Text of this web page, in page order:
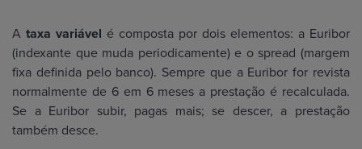
A taxa variável é composta por dois elementos: a Euribor
(indexante que muda periodicamente) e o spread (margem
fixa definida pelo banco). Sempre que a Euribor for revista
normalmente de 6 em 6 meses a prestação é recalculada.
Se a Euribor subir, pagas mais; se descer, a prestação
também desce.